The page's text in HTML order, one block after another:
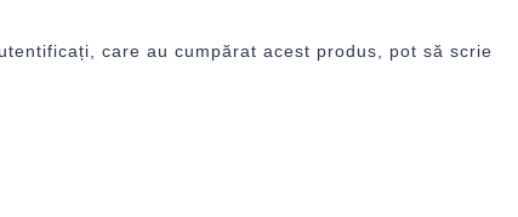
care au cumpărat acest produs, pot să scrie